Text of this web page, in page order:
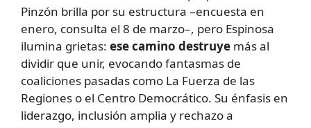
Pinzón brilla por su estructura –encuesta en
enero, consulta el 8 de marzo–, pero Espinosa
ilumina grietas: ese camino destruye más al
dividir que unir, evocando fantasmas de
coaliciones pasadas como La Fuerza de las
Regiones o el Centro Democrático. Su énfasis en
liderazgo, inclusión amplia y rechazo a